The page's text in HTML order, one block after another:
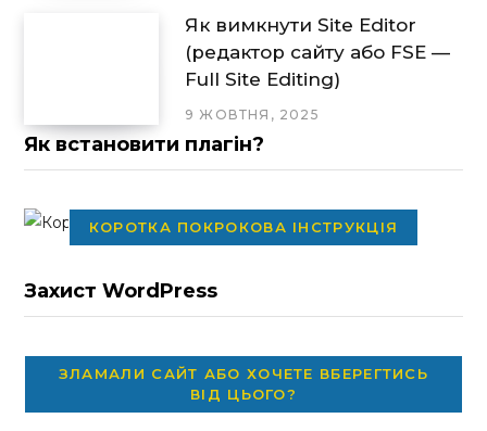
Як вимкнути Site Editor
(редактор сайту або FSE —
Full Site Editing)
9 ЖОВТНЯ, 2025
Як встановити плагін?
КОРОТКА ПОКРОКОВА ІНСТРУКЦІЯ
Захист WordPress
ЗЛАМАЛИ САЙТ АБО ХОЧЕТЕ ВБЕРЕГТИСЬ
ВІД ЦЬОГО?